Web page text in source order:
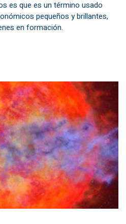
es que es un término usado
pequeños y brillantes,
en formación.